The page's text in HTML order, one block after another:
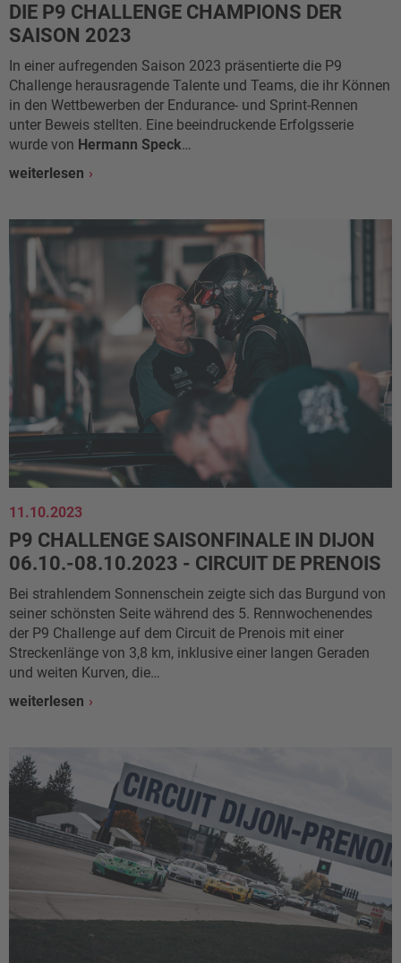
DIE P9 CHALLENGE CHAMPIONS DER
SAISON 2023
In einer aufregenden Saison 2023 präsentierte die P9
Challenge herausragende Talente und Teams, die ihr Können
in den Wettbewerben der Endurance- und Sprint-Rennen
unter Beweis stellten. Eine beeindruckende Erfolgsserie
wurde von Hermann Speck…
weiterlesen
11.10.2023
P9 CHALLENGE SAISONFINALE IN DIJON
06.10.-08.10.2023 - CIRCUIT DE PRENOIS
Bei strahlendem Sonnenschein zeigte sich das Burgund von
seiner schönsten Seite während des 5. Rennwochenendes
der P9 Challenge auf dem Circuit de Prenois mit einer
Streckenlänge von 3,8 km, inklusive einer langen Geraden
und weiten Kurven, die…
weiterlesen